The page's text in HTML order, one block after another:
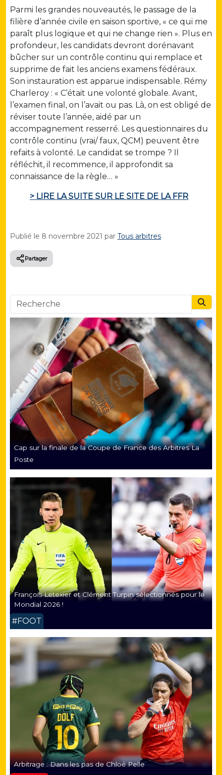
Parmi les grandes nouveautés, le passage de la
filière d’année civile en saison sportive, « ce qui me
paraît plus logique et qui ne change rien ». Plus en
profondeur, les candidats devront dorénavant
bûcher sur un contrôle continu qui remplace et
supprime de fait les anciens examens fédéraux.
Son instauration est apparue indispensable. Rémy
Charleroy : « C’était une volonté globale. Avant,
l’examen final, on l’avait ou pas. Là, on est obligé de
réviser toute l’année, aidé par un
accompagnement resserré. Les questionnaires du
contrôle continu (vrai/ faux, QCM) peuvent être
refaits à volonté. Le candidat se trompe ? Il
réfléchit, il recommence, il approfondit sa
connaissance de la règle… »
> LIRE LA SUITE SUR LE SITE DE LA FFR
Publié le 8 novembre 2021 par Tous arbitres
Partager
Cap sur la finale de la Coupe de France des Arbitres La
Poste
François Letexier et Clément Turpin sélectionnés pour le
Mondial 2026 !
#FOOT
Arbitrage : Dans les pas de Chloé Pelle